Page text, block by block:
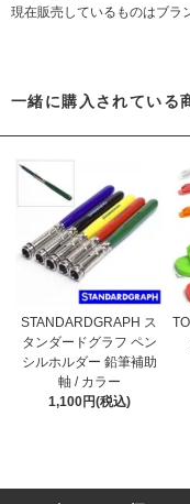
現在販売しているものはブラ
一緒に購入されている
STANDARDGRAPH ス
タンダードグラフ ペン
シルホルダー 鉛筆補助
軸 / カラー
1,100円(税込)